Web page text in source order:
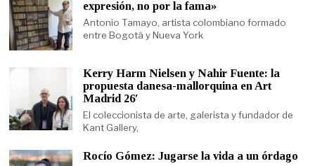
expresión, no por la fama»
Antonio Tamayo, artista colombiano formado
entre Bogotá y Nueva York
Kerry Harm Nielsen y Nahir Fuente: la
propuesta danesa-mallorquina en Art
Madrid 26′
El coleccionista de arte, galerista y fundador de
Kant Gallery,
Rocío Gómez: Jugarse la vida a un órdago